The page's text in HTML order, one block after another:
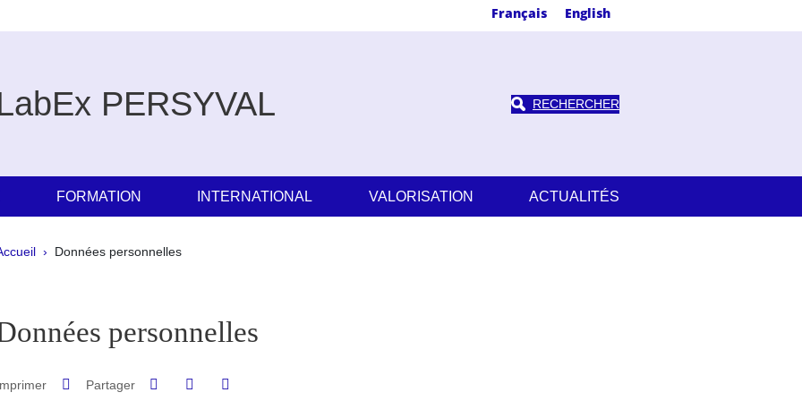
Français English
PERSYVAL RECHERCHER
FORMATION INTERNATIONAL VALORISATION ACTUALITÉS
d'Ariane
Données personnelles
Sidebarpersonnelles
Partager Partager sur Facebook
Partager sur LinkedIn